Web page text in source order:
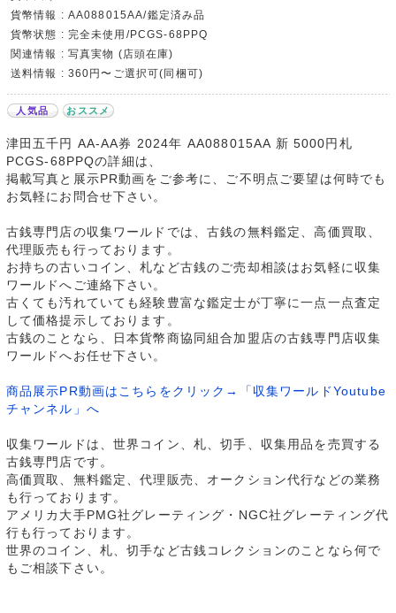
貨幣情報 : AA088015AA/鑑定済み品
貨幣状態 : 完全未使用/PCGS-68PPQ
関連情報 : 写真実物 (店頭在庫)
送料情報 : 360円〜ご選択可(同梱可)
人気品 おススメ
津田五千円 AA-AA券 2024年 AA088015AA 新 5000円札
PCGS-68PPQの詳細は、
掲載写真と展示PR動画をご参考に、ご不明点ご要望は何時でも
お気軽にお問合せ下さい。
古銭専門店の収集ワールドでは、古銭の無料鑑定、高価買取、
代理販売も行っております。
お持ちの古いコイン、札など古銭のご売却相談はお気軽に収集
ワールドへご連絡下さい。
古くても汚れていても経験豊富な鑑定士が丁寧に一点一点査定
して価格提示しております。
古銭のことなら、日本貨幣商協同組合加盟店の古銭専門店収集
ワールドへお任せ下さい。
商品展示PR動画はこちらをクリック→「収集ワールドYoutube
チャンネル」へ
収集ワールドは、世界コイン、札、切手、収集用品を売買する
古銭専門店です。
高価買取、無料鑑定、代理販売、オークション代行などの業務
も行っております。
アメリカ大手PMG社グレーティング・NGC社グレーティング代
行も行っております。
世界のコイン、札、切手など古銭コレクションのことなら何で
もご相談下さい。